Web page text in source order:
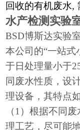
回收的有机废水,
水产检测实验
BSD博斯达实验
本公司的“一站式
于日处理量小于
同废水性质，设
理设备，其特点
（1）根据不同
理工艺，尽可能